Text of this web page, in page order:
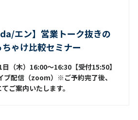
エン】営業トーク抜きの
ゃけ比較セミナー
（木）16:00～16:30【受付15:50】
ブ配信（zoom）※ご予約完了後、
ご案内いたします。